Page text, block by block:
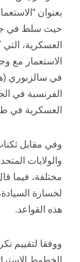
بعنوان
حيث سلط في
العسكرية،
الاستعمار مع
في سالزبوري
الفرنسية في
العسكرية في
وفي مقابل
والولايات
مختلفة، فيما
لخسارة
هذه القواعد.
ووفقا لتقييم